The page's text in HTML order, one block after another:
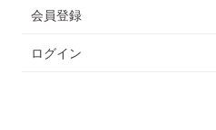
会員登録
ログイン